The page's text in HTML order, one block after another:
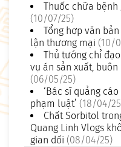
Thuốc chữa
(10/07/25)
Tổng hợp văn
lận thương mại (10/
Thủ tướng chỉ
vụ án sản xuất,
(06/05/25)
‘Bác sĩ quảng
phạm luật’ (18/04/
Chất Sorbitol
Quang Linh Vlogs
gian dối (08/04/25)